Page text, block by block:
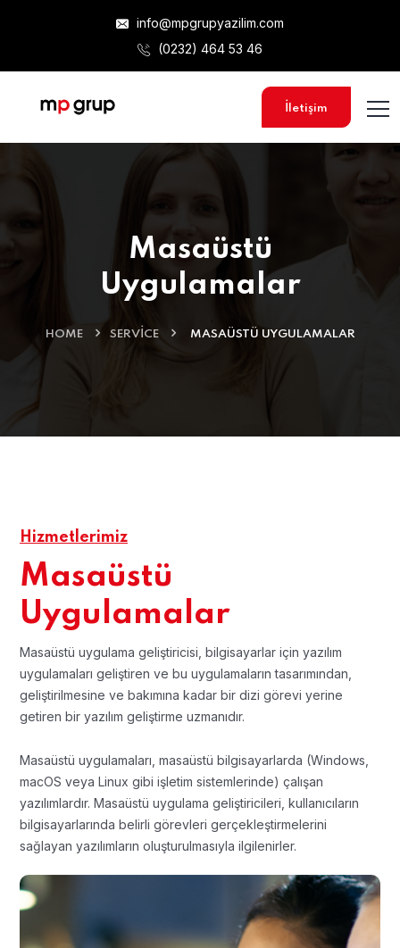
info@mpgrupyazilim.com
(0232) 464 53 46
İletişim
Masaüstü
Uygulamalar
HOME SERVICE MASAÜSTÜ UYGULAMALAR
Hizmetlerimiz
Masaüstü
Uygulamalar
Masaüstü uygulama geliştiricisi, bilgisayarlar için yazılım
uygulamaları geliştiren ve bu uygulamaların tasarımından,
geliştirilmesine ve bakımına kadar bir dizi görevi yerine
getiren bir yazılım geliştirme uzmanıdır.
Masaüstü uygulamaları, masaüstü bilgisayarlarda (Windows,
macOS veya Linux gibi işletim sistemlerinde) çalışan
yazılımlardır. Masaüstü uygulama geliştiricileri, kullanıcıların
bilgisayarlarında belirli görevleri gerçekleştirmelerini
sağlayan yazılımların oluşturulmasıyla ilgilenirler.